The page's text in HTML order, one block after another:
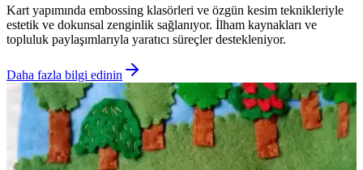
Kart yapımında embossing klasörleri ve özgün kesim teknikleriyle
estetik ve dokunsal zenginlik sağlanıyor. İlham kaynakları ve
topluluk paylaşımlarıyla yaratıcı süreçler destekleniyor.
Daha fazla bilgi edinin